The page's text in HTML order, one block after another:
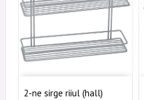
2-ne sirge riiul (hall)